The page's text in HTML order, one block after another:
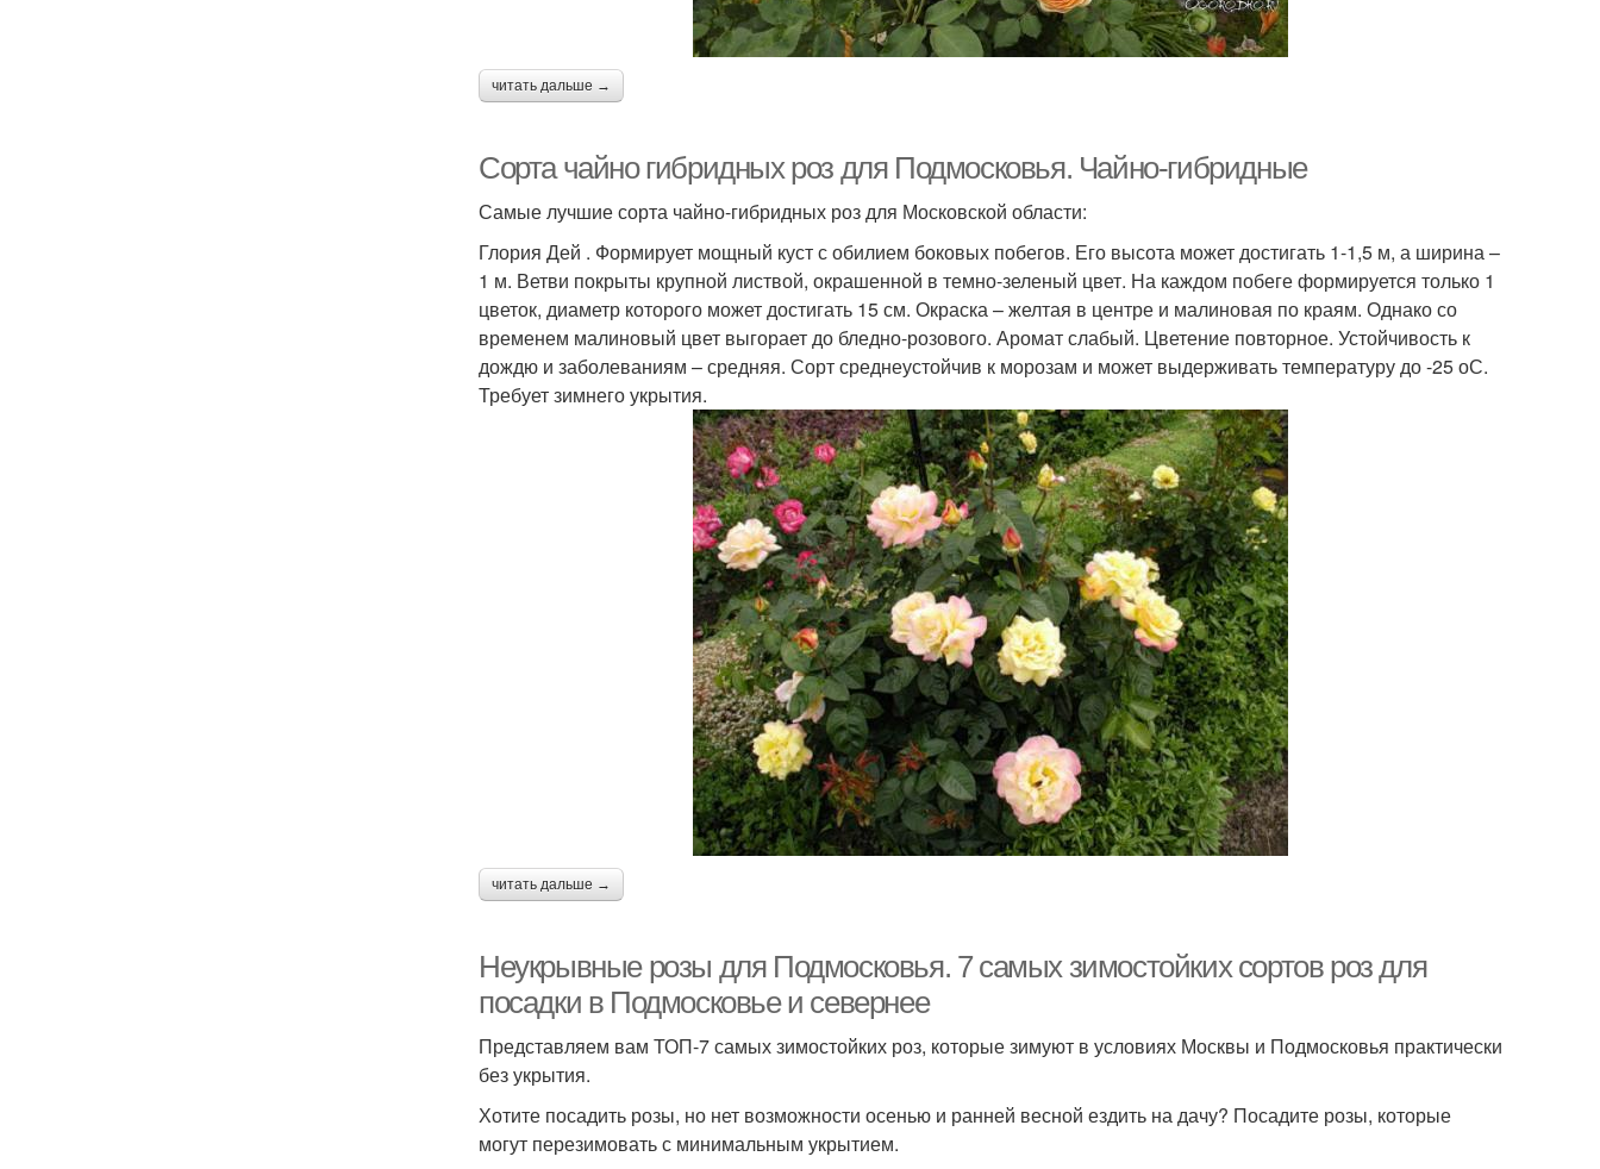
читать дальше →
Сорта чайно гибридных роз для Подмосковья. Чайно-гибридные
Самые лучшие сорта чайно-гибридных роз для Московской области:
Глория Дей . Формирует мощный куст с обилием боковых побегов. Его высота может достигать 1-1,5 м, а ширина –
1 м. Ветви покрыты крупной листвой, окрашенной в темно-зеленый цвет. На каждом побеге формируется только 1
цветок, диаметр которого может достигать 15 см. Окраска – желтая в центре и малиновая по краям. Однако со
временем малиновый цвет выгорает до бледно-розового. Аромат слабый. Цветение повторное. Устойчивость к
дождю и заболеваниям – средняя. Сорт среднеустойчив к морозам и может выдерживать температуру до -25 оС.
Требует зимнего укрытия.
читать дальше →
Неукрывные розы для Подмосковья. 7 самых зимостойких сортов роз для
посадки в Подмосковье и севернее
Представляем вам ТОП-7 самых зимостойких роз, которые зимуют в условиях Москвы и Подмосковья практически
без укрытия.
Хотите посадить розы, но нет возможности осенью и ранней весной ездить на дачу? Посадите розы, которые
могут перезимовать с минимальным укрытием.